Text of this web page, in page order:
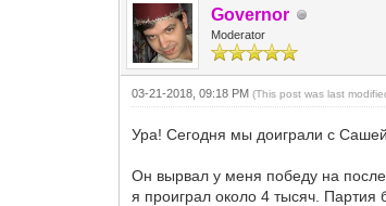
Governor
Moderator
03-21-2018, 09:18 PM(This post was last
Ура! Сегодня мы доиграли с
Он вырвал у меня победу на
я проиграл около 4 тысяч.